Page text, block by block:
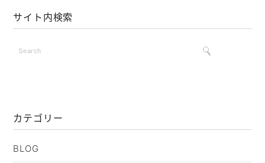
サイト内検索
カテゴリー
BLOG